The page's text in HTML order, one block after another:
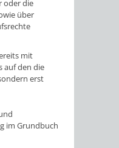
oder die
über
mit
auf den die
erst
im Grundbuch